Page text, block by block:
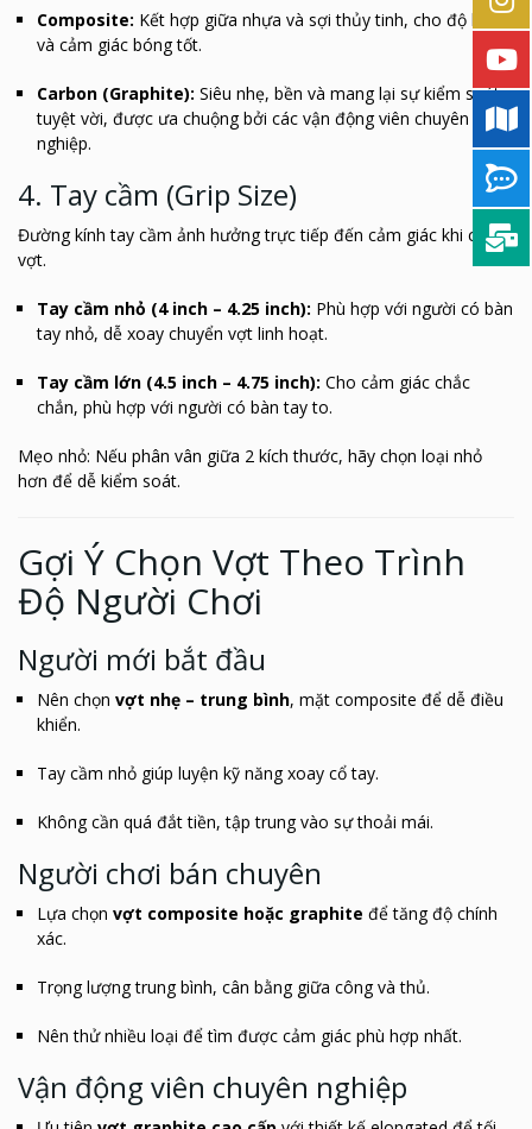
Composite: Kết hợp giữa nhựa và sợi thủy tinh, cho độ bền
và cảm giác bóng tốt.
Carbon (Graphite): Siêu nhẹ, bền và mang lại sự kiểm soát
tuyệt vời, được ưa chuộng bởi các vận động viên chuyên
nghiệp.
4. Tay cầm (Grip Size)
Đường kính tay cầm ảnh hưởng trực tiếp đến cảm giác khi cầm
vợt.
Tay cầm nhỏ (4 inch – 4.25 inch): Phù hợp với người có bàn
tay nhỏ, dễ xoay chuyển vợt linh hoạt.
Tay cầm lớn (4.5 inch – 4.75 inch): Cho cảm giác chắc
chắn, phù hợp với người có bàn tay to.
Mẹo nhỏ: Nếu phân vân giữa 2 kích thước, hãy chọn loại nhỏ
hơn để dễ kiểm soát.
Gợi Ý Chọn Vợt Theo Trình
Độ Người Chơi
Người mới bắt đầu
Nên chọn vợt nhẹ – trung bình, mặt composite để dễ điều
khiển.
Tay cầm nhỏ giúp luyện kỹ năng xoay cổ tay.
Không cần quá đắt tiền, tập trung vào sự thoải mái.
Người chơi bán chuyên
Lựa chọn vợt composite hoặc graphite để tăng độ chính
xác.
Trọng lượng trung bình, cân bằng giữa công và thủ.
Nên thử nhiều loại để tìm được cảm giác phù hợp nhất.
Vận động viên chuyên nghiệp